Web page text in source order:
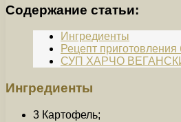
Содержание статьи:
Ингредиенты
Рецепт приготовления
СУП ХАРЧО
Ингредиенты
3 Картофель;